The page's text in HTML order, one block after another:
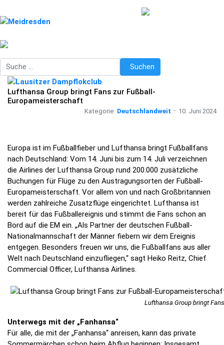
Suchen Suchen
Lufthansa Group bringt Fans zur Fußball-
Europameisterschaft
Kategorie: Deutschlandweit 10. Juni 2024
Europa ist im Fußballfieber und Lufthansa bringt Fußballfans
nach Deutschland: Vom 14. Juni bis zum 14. Juli verzeichnen
die Airlines der Lufthansa Group rund 200.000 zusätzliche
Buchungen für Flüge zu den Austragungsorten der Fußball-
Europameisterschaft. Vor allem von und nach Großbritannien
werden zahlreiche Zusatzflüge eingerichtet. Lufthansa ist
bereit für das Fußballereignis und stimmt die Fans schon an
Bord auf die EM ein. „Als Partner der deutschen Fußball-
Nationalmannschaft der Männer fiebern wir dem Ereignis
entgegen. Besonders freuen wir uns, die Fußballfans aus aller
Welt nach Deutschland einzufliegen,“ sagt Heiko Reitz, Chief
Commercial Officer, Lufthansa Airlines.
Lufthansa Group bringt
Unterwegs mit der „Fanhansa“
Für alle, die mit der „Fanhansa“ anreisen, kann das private